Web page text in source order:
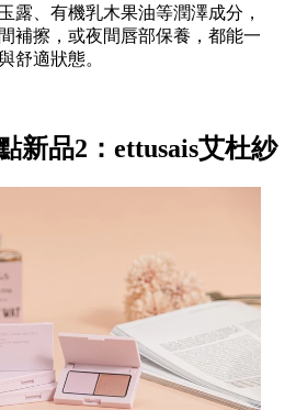
露、有機乳木果油等潤澤成分，
補擦，或夜間唇部保養，都能一
舒適狀態。
新品2：ettusais艾杜紗